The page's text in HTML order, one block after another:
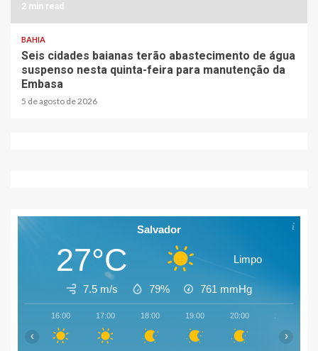
2 min read
BAHIA
Seis cidades baianas terão abastecimento de água
suspenso nesta quinta-feira para manutenção da
Embasa
5 de agosto de 2026
Salvador
27°C Limpo
7.5 m/s 79% 761 mmHg
16:00 17:00 18:00 19:00 20:00 21:00
‹ ›